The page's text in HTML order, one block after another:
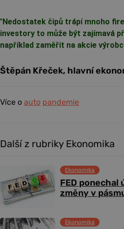
" Nedostatek čipů trápí mnoho
investory to může být zajímavá
například zaměřit na akcie
Štěpán Křeček, hlavní
Více o auto pandemie
Další z rubriky Ekonomika
FED ponechal
změny v
Ekonomika
Ekonomika